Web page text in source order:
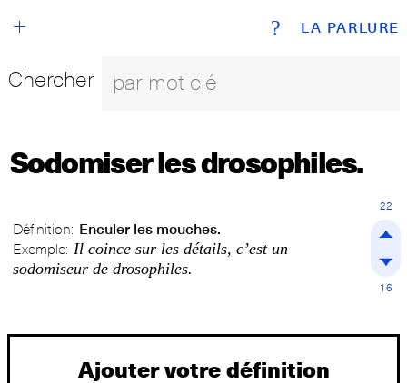
LA PARLURE
+ ?
Chercher
Sodomiser les drosophiles.
Définition: Enculer les mouches.
Exemple: Il coince sur les détails, c’est un
sodomiseur de drosophiles.
22
16
Ajouter votre définition